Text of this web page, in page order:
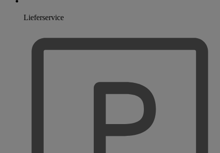
Lieferservice